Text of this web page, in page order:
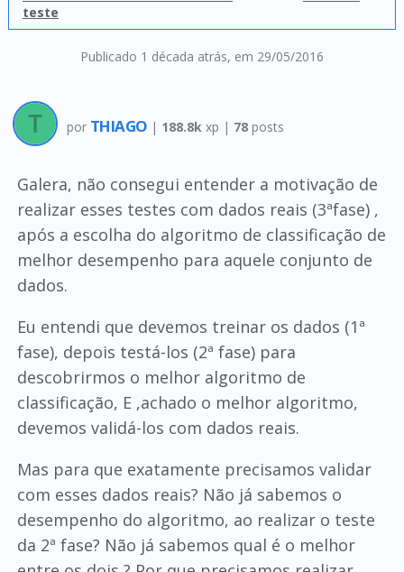
Publicado 1 década atrás, em 29/05/2016
teste
por THIAGO | 188.8k xp | 78posts
Galera, não consegui entender a motivação de
realizar esses testes com dados reais (3ªfase) ,
após a escolha do algoritmo de classificação de
melhor desempenho para aquele conjunto de
dados.
Eu entendi que devemos treinar os dados (1ª
fase), depois testá-los (2ª fase) para
descobrirmos o melhor algoritmo de
classificação, E ,achado o melhor algoritmo,
devemos validá-los com dados reais.
Mas para que exatamente precisamos validar
com esses dados reais? Não já sabemos o
desempenho do algoritmo, ao realizar o teste
da 2ª fase? Não já sabemos qual é o melhor